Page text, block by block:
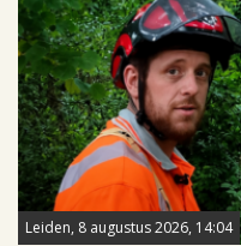
Leiden, 8 augustus 2026, 14:04